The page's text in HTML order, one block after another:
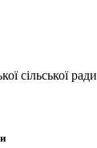
сільської ради